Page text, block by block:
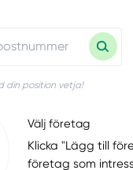
din position vetja!
Välj företag
Klicka "Lägg till
företag som